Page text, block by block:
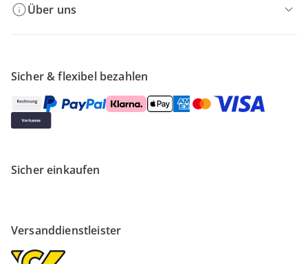
Über uns
Sicher & flexibel bezahlen
Sicher einkaufen
Versanddienstleister